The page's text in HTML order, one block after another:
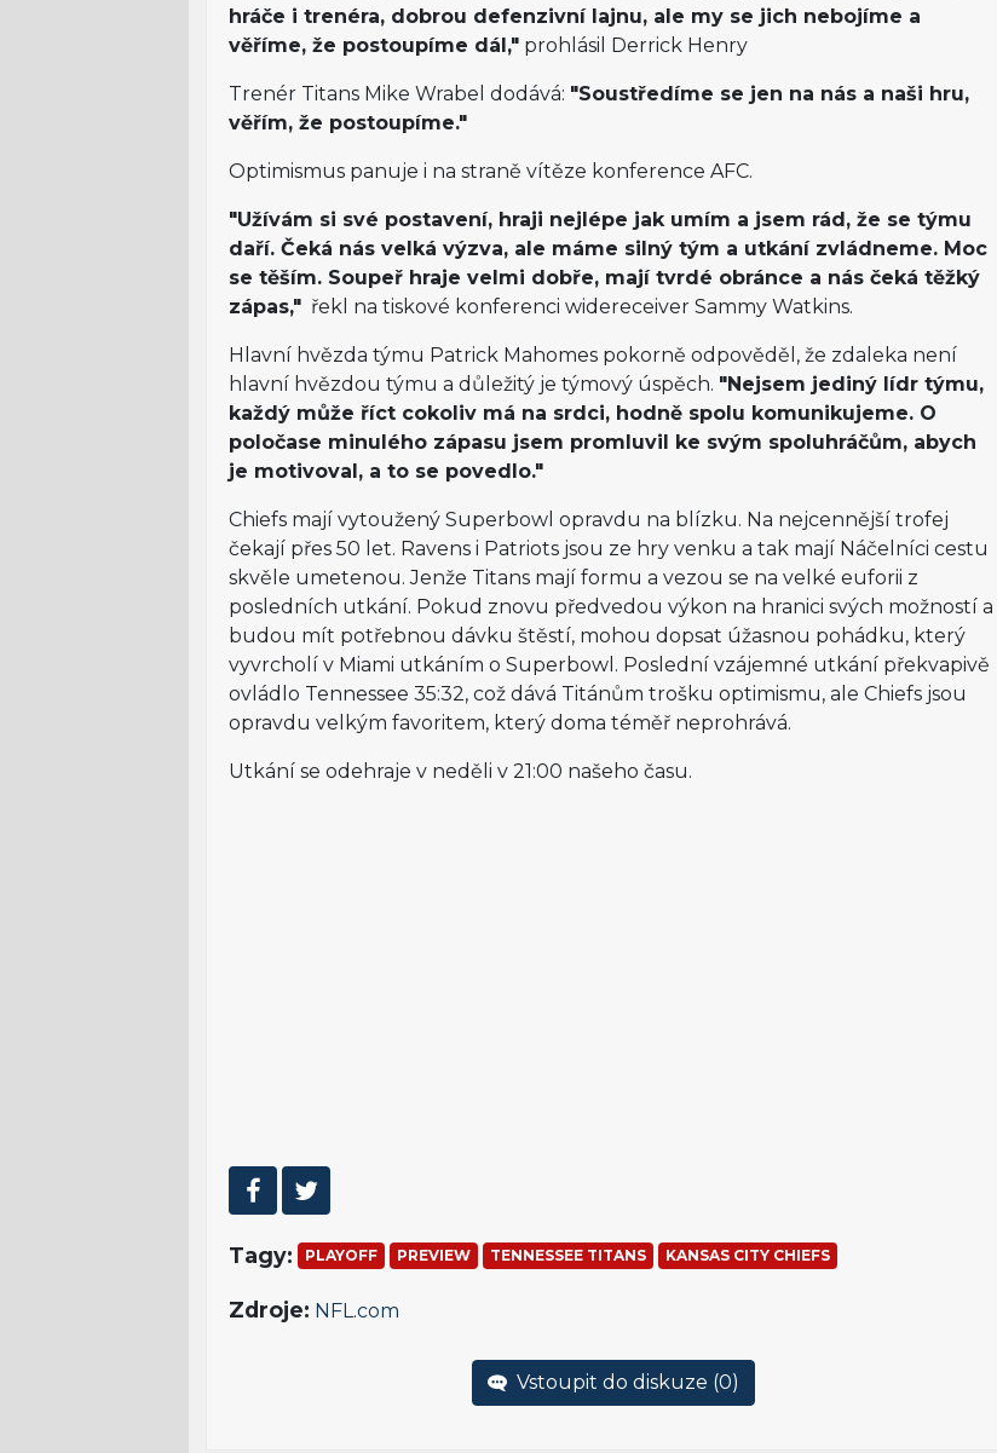
hráče i trenéra, dobrou defenzivní lajnu, ale my se jich nebojíme a
věříme, že postoupíme dál," prohlásil Derrick Henry
Trenér Titans Mike Wrabel dodává: "Soustředíme se jen na nás a naši hru,
věřím, že postoupíme."
Optimismus panuje i na straně vítěze konference AFC.
"Užívám si své postavení, hraji nejlépe jak umím a jsem rád, že se týmu
daří. Čeká nás velká výzva, ale máme silný tým a utkání zvládneme. Moc
se těším. Soupeř hraje velmi dobře, mají tvrdé obránce a nás čeká těžký
zápas," řekl na tiskové konferenci widereceiver Sammy Watkins.
Hlavní hvězda týmu Patrick Mahomes pokorně odpověděl, že zdaleka není
hlavní hvězdou týmu a důležitý je týmový úspěch. "Nejsem jediný lídr týmu,
každý může říct cokoliv má na srdci, hodně spolu komunikujeme. O
poločase minulého zápasu jsem promluvil ke svým spoluhráčům, abych
je motivoval, a to se povedlo."
Chiefs mají vytoužený Superbowl opravdu na blízku. Na nejcennější trofej
čekají přes 50 let. Ravens i Patriots jsou ze hry venku a tak mají Náčelníci cestu
skvěle umetenou. Jenže Titans mají formu a vezou se na velké euforii z
posledních utkání. Pokud znovu předvedou výkon na hranici svých možností a
budou mít potřebnou dávku štěstí, mohou dopsat úžasnou pohádku, který
vyvrcholí v Miami utkáním o Superbowl. Poslední vzájemné utkání překvapivě
ovládlo Tennessee 35:32, což dává Titánům trošku optimismu, ale Chiefs jsou
opravdu velkým favoritem, který doma téměř neprohrává.
Utkání se odehraje v neděli v 21:00 našeho času.
Tagy: PLAYOFF PREVIEW TENNESSEE TITANS KANSAS CITY CHIEFS
Zdroje: NFL.com
Vstoupit do diskuze (0)